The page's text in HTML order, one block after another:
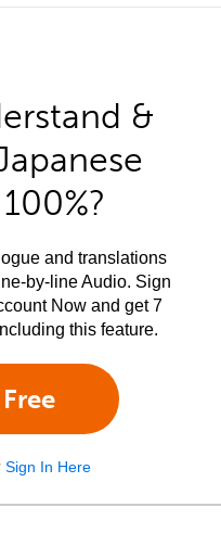
&
and translations
by-line Audio. Sign
Now and get 7
this feature.
Sign In Here